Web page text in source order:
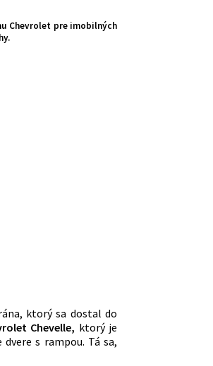
Chevrolet pre imobilných
ktorý sa dostal do
Chevelle, ktorý je
s rampou. Tá sa,